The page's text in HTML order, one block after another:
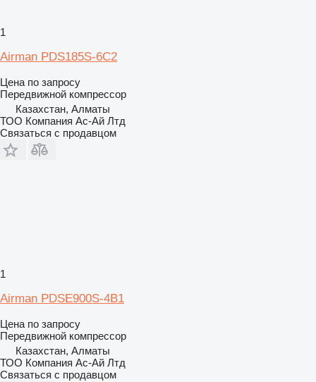
1
Airman PDS185S-6C2
Цена по запросу
Передвижной компрессор
Казахстан, Алматы
ТОО Компания Ас-Ай Лтд
Связаться с продавцом
1
Airman PDSE900S-4B1
Цена по запросу
Передвижной компрессор
Казахстан, Алматы
ТОО Компания Ас-Ай Лтд
Связаться с продавцом